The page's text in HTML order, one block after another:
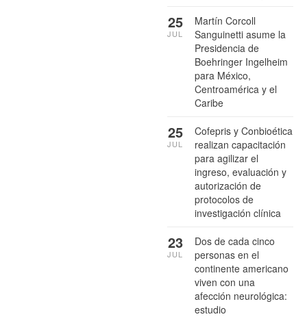
Martín Corcoll
Sanguinetti asume la
Presidencia de
Boehringer Ingelheim
para México,
Centroamérica y el
Caribe
25
JUL
Cofepris y Conbioética
realizan capacitación
para agilizar el
ingreso, evaluación y
autorización de
protocolos de
investigación clínica
25
JUL
Dos de cada cinco
personas en el
continente americano
viven con una
afección neurológica:
estudio
23
JUL